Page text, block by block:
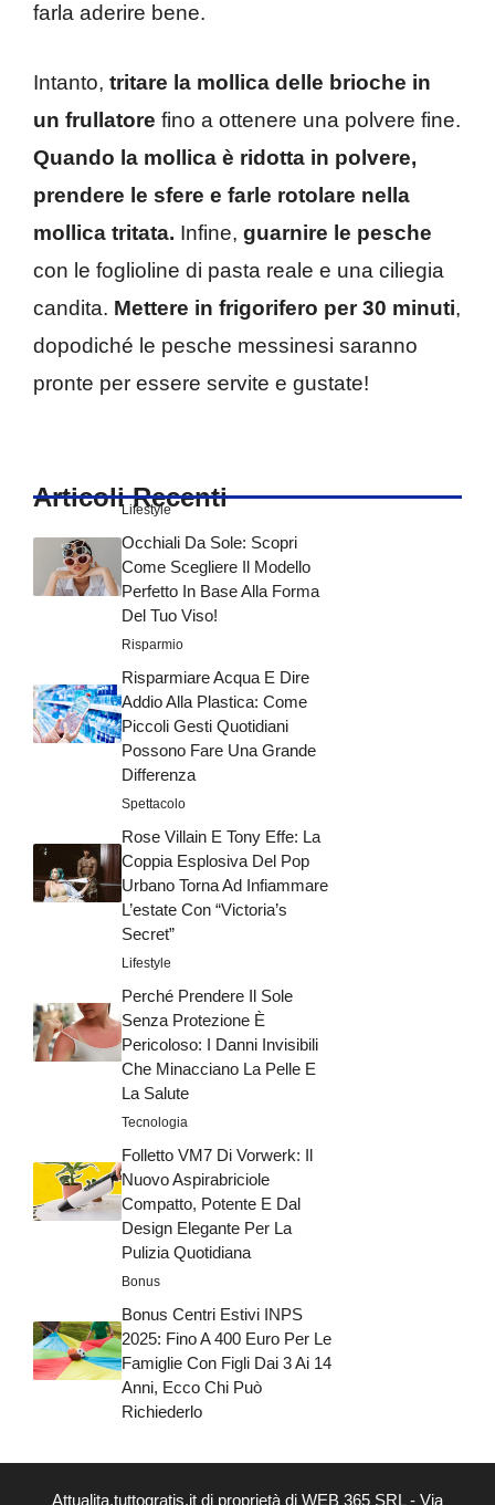
farla aderire bene.
Intanto, tritare la mollica delle brioche in
un frullatore fino a ottenere una polvere fine.
Quando la mollica è ridotta in polvere,
prendere le sfere e farle rotolare nella
mollica tritata. Infine, guarnire le pesche
con le foglioline di pasta reale e una ciliegia
candita. Mettere in frigorifero per 30 minuti,
dopodiché le pesche messinesi saranno
pronte per essere servite e gustate!
Articoli Recenti
Lifestyle
Occhiali Da Sole: Scopri
Come Scegliere Il Modello
Perfetto In Base Alla Forma
Del Tuo Viso!
Risparmio
Risparmiare Acqua E Dire
Addio Alla Plastica: Come
Piccoli Gesti Quotidiani
Possono Fare Una Grande
Differenza
Spettacolo
Rose Villain E Tony Effe: La
Coppia Esplosiva Del Pop
Urbano Torna Ad Infiammare
L’estate Con “Victoria’s
Secret”
Lifestyle
Perché Prendere Il Sole
Senza Protezione È
Pericoloso: I Danni Invisibili
Che Minacciano La Pelle E
La Salute
Tecnologia
Folletto VM7 Di Vorwerk: Il
Nuovo Aspirabriciole
Compatto, Potente E Dal
Design Elegante Per La
Pulizia Quotidiana
Bonus
Bonus Centri Estivi INPS
2025: Fino A 400 Euro Per Le
Famiglie Con Figli Dai 3 Ai 14
Anni, Ecco Chi Può
Richiederlo
Attualita.tuttogratis.it di proprietà di WEB 365 SRL - Via